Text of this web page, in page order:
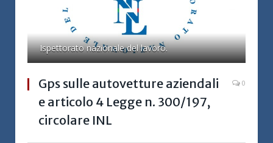
Ispettorato nazionale del lavoro.
Gps sulle autovetture aziendali
e articolo 4 Legge n. 300/197,
circolare INL
0